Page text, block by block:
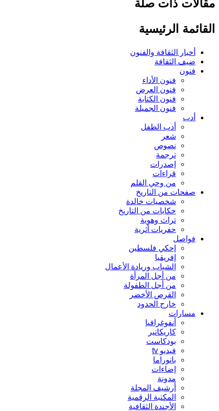
ذات صلة
الرئيسية
أخبار الثقافة والفنون
ضيف الثقافة
فنون
فنون الأداء
فنون العرض
فنون الكتابة
فنون الجميلة
أدب
أدب الطفل
شعر
نصوص
ترجمة
إصدرات
قراءات
من وحي القلم
صفحات من التاريخ
شخصيات خالدة
حكايات من التاريخ
تراث وهوية
حفريات أثرية
فواصل
إحكي فلسطين
إفريقيا
الشباب وريادة الأعمال
من أجل المرأة
من أجل الطفولة
القرص الأخضر
خارج الحدود
مسارات
أنفوغرافيا
كاريكاتير
بودكاست
فيديو tv
بانوراما
إضاءات
مدونة
أرشيف المجلة
المكتبة الرقمية
الأجندة الثقافية